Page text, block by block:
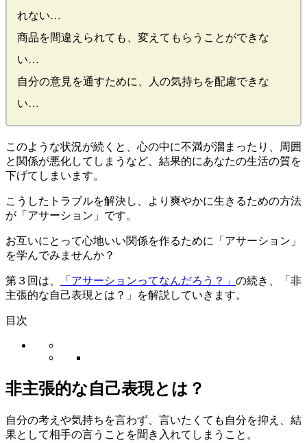
れない…
商品を間違えられても、変えてもらうことができな
い…
自分の意見を通すために、人の気持ちを配慮できな
い…
このような状況が続くと、心の中に不満が溜まったり、周囲
と関係が悪化してしまうなど、結果的にあなたの生活の質を
下げてしまいます。
こうしたトラブルを解決し、より爽やかに生きるための方法
が 「アサーション」 です。
お互いにとって心地いい関係を作るために
「アサーション」
を学んでみませんか？
第３回は、 「アサーションってなんだろう？」 の続き、
「非
主張的な自己表現とは？」
を解説していきます。
目次
非主張的な自己表現とは？
自分の考えや気持ちを言わず、言いたくても自分を抑え、結
果として相手の言うことを聞き入れてしまうこと。